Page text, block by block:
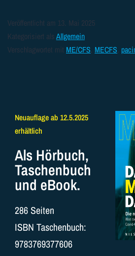
Veröffentlicht am 13. Mai 2025
Kategorisiert alsAllgemein
Verschlagwortet mit ME/CFS, MECFS,
Neuauflage ab 12.5.2025
erhältlich
Als Hörbuch,
Taschenbuch
und eBook.
286 Seiten
ISBN Taschenbuch:
9783769377606